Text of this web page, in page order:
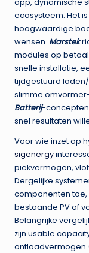
app, dynamische
ecosysteem. Het
hoogwaardige
wensen. Marstek
modules op
snelle installatie,
tijdgestuurd
slimme
Batterij-
snel resultaten
Voor wie inzet op
sigenergy
piekvermogen,
Dergelijke
componenten toe,
bestaande PV of
Belangrijke
zijn usable
ontlaadvermogen